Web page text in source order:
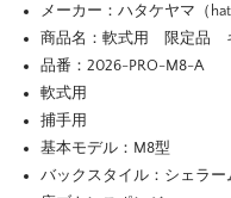
メーカー：ハタケヤマ（
商品名：軟式用 限定品
品番：2026-PRO-M8-A
軟式用
捕手用
基本モデル：M8型
バックスタイル：シェラー